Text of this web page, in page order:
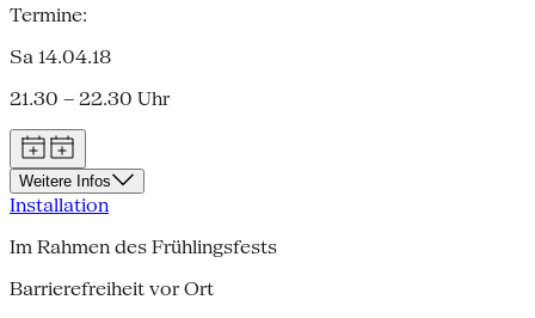
Termine:
Sa 14.04.18
21.30 – 22.30 Uhr
Weitere Infos
Installation
Im Rahmen des Frühlingsfests
Barrierefreiheit vor Ort